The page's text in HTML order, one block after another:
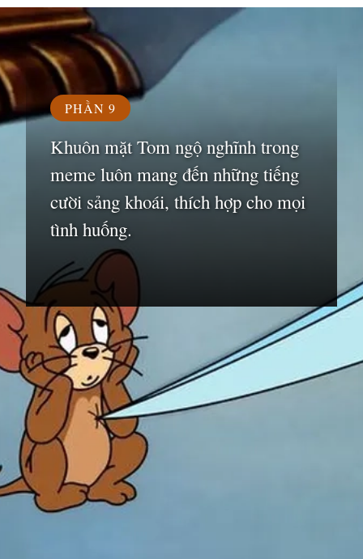
Đang mở https://susach.edu.vn/meme-face
PHẦN 9
Khuôn mặt Tom ngộ nghĩnh trong
meme luôn mang đến những tiếng
cười sảng khoái, thích hợp cho mọi
tình huống.